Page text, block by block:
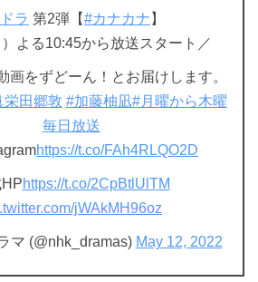
ラ 第2弾【#カナカナ 】
よる10:45から放送スタート／
画をずどーん！とお届けします。
栄田郷敦 #加藤柚凪#月曜から木曜
毎日放送
https://t.co/FAh4RLQO2D
https://t.co/2CpBtlUlTM
jWAkMH96oz
マ (@nhk_dramas) May 12, 2022